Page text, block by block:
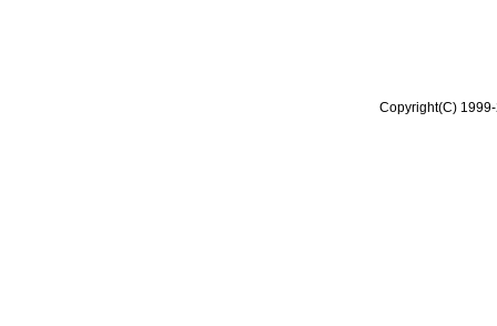
Copyright(C)